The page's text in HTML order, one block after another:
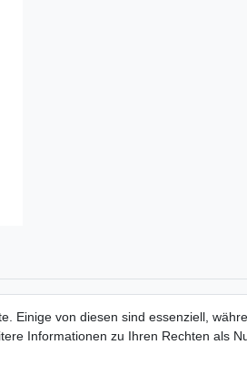
Informationen
Händlerbund - rechtssicher
Produkt-Kataloge
Einige von diesen sind essenziell,
Informationen zu Ihren Rechten als